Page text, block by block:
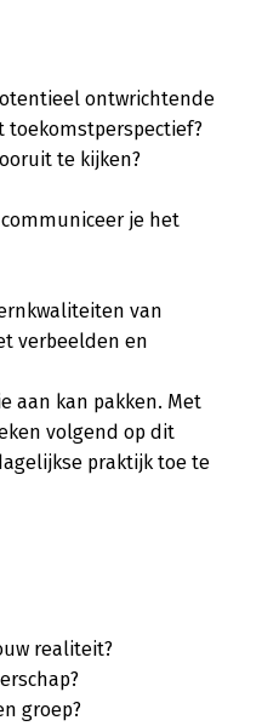
ontwrichtende
toekomstperspectief?
te kijken?
je het
van
verbeelden en
aan kan pakken. Met
volgend op dit
praktijk toe te
realiteit?
groep?